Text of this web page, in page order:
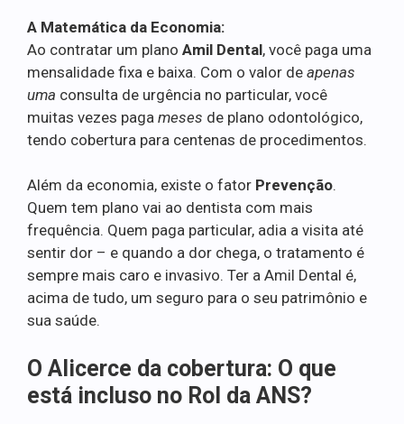
A Matemática da Economia:
Ao contratar um plano Amil Dental, você paga uma
mensalidade fixa e baixa. Com o valor de apenas
uma consulta de urgência no particular, você
muitas vezes paga meses de plano odontológico,
tendo cobertura para centenas de procedimentos.
Além da economia, existe o fator Prevenção.
Quem tem plano vai ao dentista com mais
frequência. Quem paga particular, adia a visita até
sentir dor – e quando a dor chega, o tratamento é
sempre mais caro e invasivo. Ter a Amil Dental é,
acima de tudo, um seguro para o seu patrimônio e
sua saúde.
O Alicerce da cobertura: O que
está incluso no Rol da ANS?